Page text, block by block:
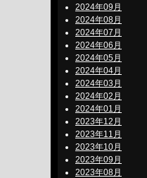
2024年09月
2024年08月
2024年07月
2024年06月
2024年05月
2024年04月
2024年03月
2024年02月
2024年01月
2023年12月
2023年11月
2023年10月
2023年09月
2023年08月